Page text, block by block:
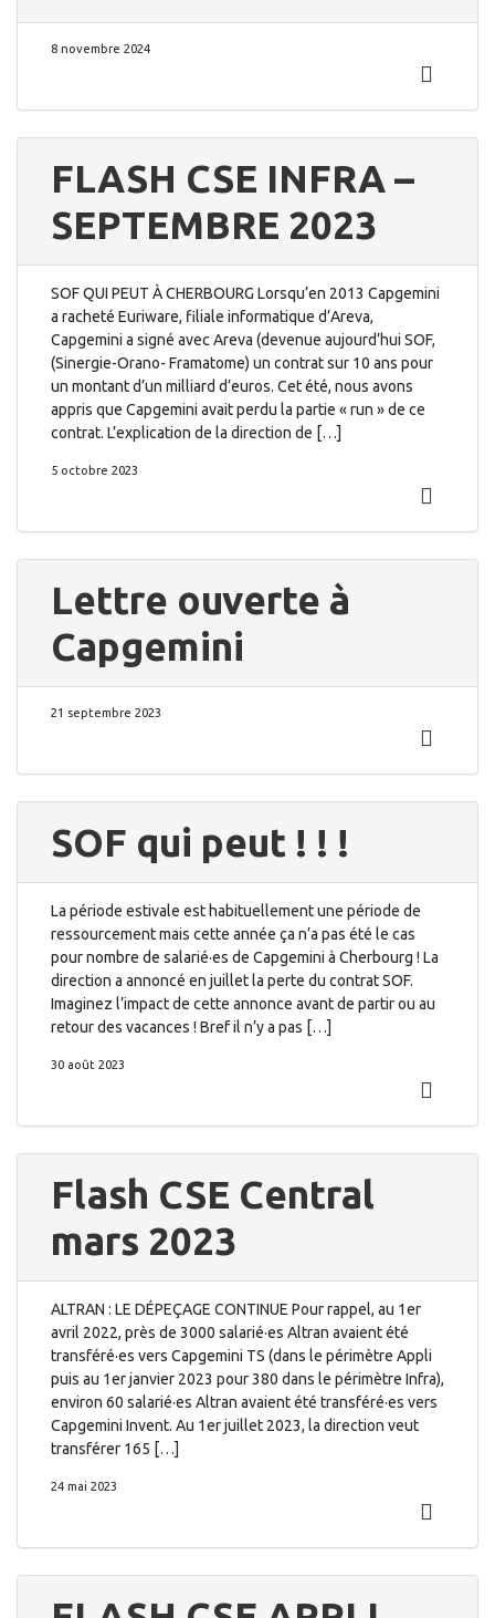
8 novembre 2024
FLASH CSE INFRA –
SEPTEMBRE 2023
SOF QUI PEUT À CHERBOURG Lorsqu’en 2013 Capgemini
a racheté Euriware, filiale informatique d’Areva,
Capgemini a signé avec Areva (devenue aujourd’hui SOF,
(Sinergie-Orano- Framatome) un contrat sur 10 ans pour
un montant d’un milliard d’euros. Cet été, nous avons
appris que Capgemini avait perdu la partie « run » de ce
contrat. L’explication de la direction de […]
5 octobre 2023
Lettre ouverte à
Capgemini
21 septembre 2023
SOF qui peut ! ! !
La période estivale est habituellement une période de
ressourcement mais cette année ça n’a pas été le cas
pour nombre de salarié·es de Capgemini à Cherbourg ! La
direction a annoncé en juillet la perte du contrat SOF.
Imaginez l’impact de cette annonce avant de partir ou au
retour des vacances ! Bref il n’y a pas […]
30 août 2023
Flash CSE Central
mars 2023
ALTRAN : LE DÉPEÇAGE CONTINUE Pour rappel, au 1er
avril 2022, près de 3000 salarié·es Altran avaient été
transféré·es vers Capgemini TS (dans le périmètre Appli
puis au 1er janvier 2023 pour 380 dans le périmètre Infra),
environ 60 salarié·es Altran avaient été transféré·es vers
Capgemini Invent. Au 1er juillet 2023, la direction veut
transférer 165 […]
24 mai 2023